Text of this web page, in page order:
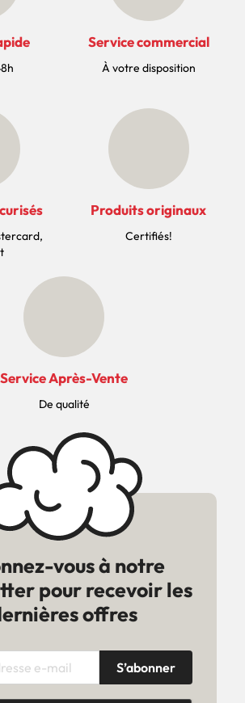
Service commercial
À votre disposition
Produits originaux
Certifiés!
Service Après-Vente
De qualité
vous à notre
pour recevoir les
offres